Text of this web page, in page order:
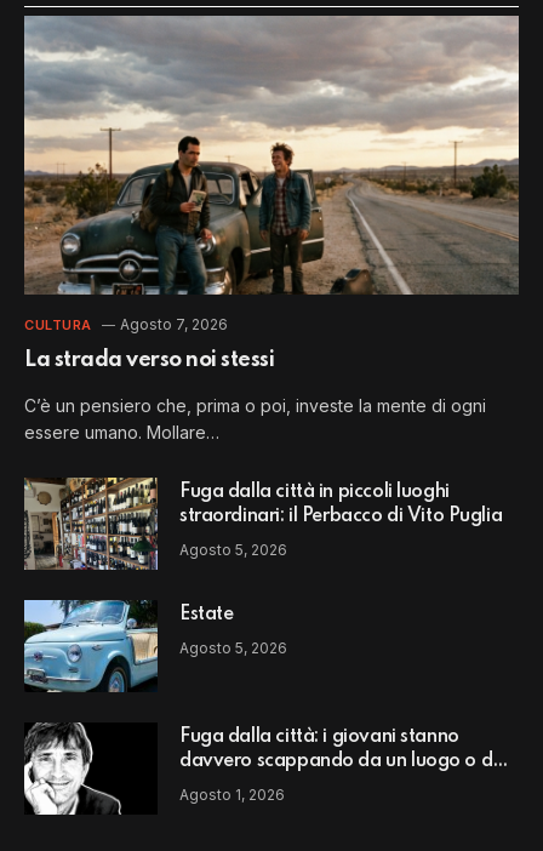
CULTURA Agosto 7, 2026
La strada verso noi stessi
C’è un pensiero che, prima o poi, investe la mente di ogni
essere umano. Mollare…
Fuga dalla città in piccoli luoghi
straordinari: il Perbacco di Vito Puglia
Agosto 5, 2026
Estate
Agosto 5, 2026
Fuga dalla città: i giovani stanno
davvero scappando da un luogo o da
un modello di vita?
Agosto 1, 2026